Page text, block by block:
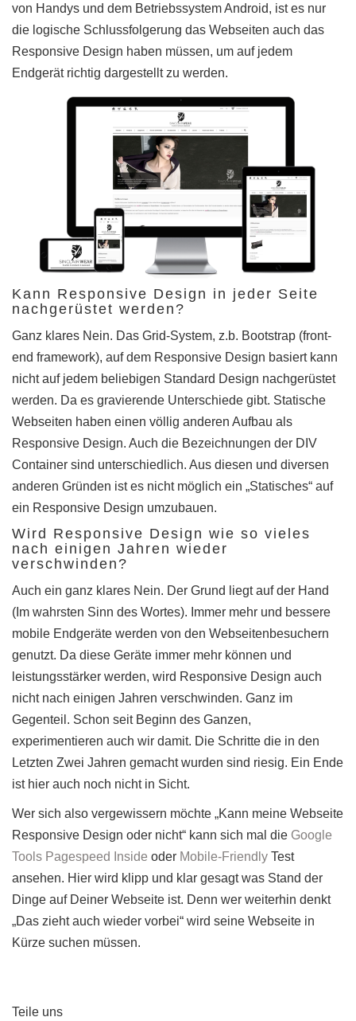
von Handys und dem Betriebssystem Android, ist es nur
die logische Schlussfolgerung das Webseiten auch das
Responsive Design haben müssen, um auf jedem
Endgerät richtig dargestellt zu werden.
Kann Responsive Design in jeder Seite
nachgerüstet werden?
Ganz klares Nein. Das Grid-System, z.b. Bootstrap (front-
end framework), auf dem Responsive Design basiert kann
nicht auf jedem beliebigen Standard Design nachgerüstet
werden. Da es gravierende Unterschiede gibt. Statische
Webseiten haben einen völlig anderen Aufbau als
Responsive Design. Auch die Bezeichnungen der DIV
Container sind unterschiedlich. Aus diesen und diversen
anderen Gründen ist es nicht möglich ein „Statisches“ auf
ein Responsive Design umzubauen.
Wird Responsive Design wie so vieles
nach einigen Jahren wieder
verschwinden?
Auch ein ganz klares Nein. Der Grund liegt auf der Hand
(Im wahrsten Sinn des Wortes). Immer mehr und bessere
mobile Endgeräte werden von den Webseitenbesuchern
genutzt. Da diese Geräte immer mehr können und
leistungsstärker werden, wird Responsive Design auch
nicht nach einigen Jahren verschwinden. Ganz im
Gegenteil. Schon seit Beginn des Ganzen,
experimentieren auch wir damit. Die Schritte die in den
Letzten Zwei Jahren gemacht wurden sind riesig. Ein Ende
ist hier auch noch nicht in Sicht.
Wer sich also vergewissern möchte „Kann meine Webseite
Responsive Design oder nicht“ kann sich mal die Google
Tools Pagespeed Inside oder Mobile-Friendly Test
ansehen. Hier wird klipp und klar gesagt was Stand der
Dinge auf Deiner Webseite ist. Denn wer weiterhin denkt
„Das zieht auch wieder vorbei“ wird seine Webseite in
Kürze suchen müssen.
Teile uns